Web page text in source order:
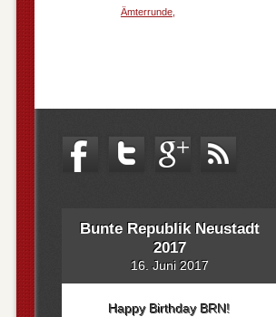
Ämterrunde
Bunte Republik Neustadt
2017
16. Juni 2017
Happy Birthday BRN!